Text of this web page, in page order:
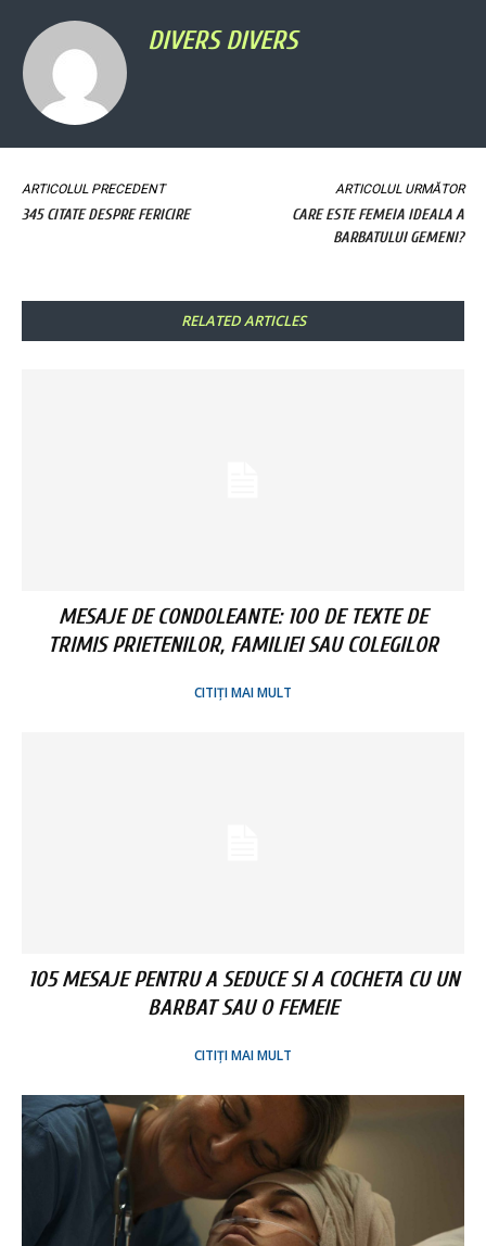
DIVERS DIVERS
ARTICOLUL PRECEDENT
345 CITATE DESPRE FERICIRE
ARTICOLUL URMĂTOR
CARE ESTE FEMEIA IDEALA A
BARBATULUI GEMENI?
RELATED ARTICLES
MESAJE DE CONDOLEANTE: 100 DE TEXTE DE
TRIMIS PRIETENILOR, FAMILIEI SAU COLEGILOR
CITIȚI MAI MULT
105 MESAJE PENTRU A SEDUCE SI A COCHETA CU UN
BARBAT SAU O FEMEIE
CITIȚI MAI MULT